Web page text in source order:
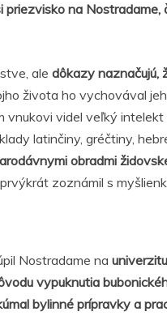
priezvisko na
ale dôkazy naznačujú,
života ho vychovával
vnukovi videl veľký
latinčiny, gréčtiny,
obradmi
zoznámil s
Nostradame na
vypuknutia
bylinné prípravky a